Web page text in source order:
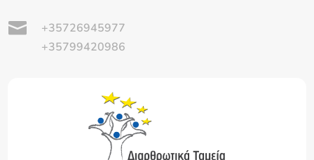

+35726945977
+35799420986